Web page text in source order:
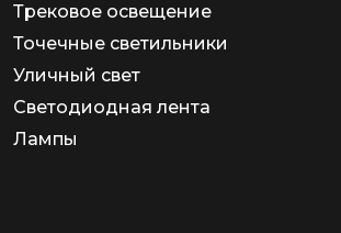
Трековое освещение
Точечные светильники
Уличный свет
Светодиодная лента
Лампы